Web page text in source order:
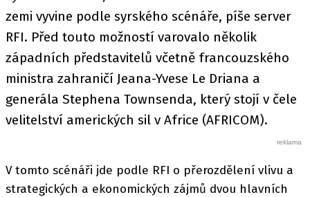
zemi vyvine podle syrského scénáře, píše server
RFI. Před touto možností varovalo několik
západních představitelů včetně francouzského
ministra zahraničí Jeana-Yvese Le Driana a
generála Stephena Townsenda, který stojí v čele
velitelství amerických sil v Africe (AFRICOM).
V tomto scénáři jde podle RFI o přerozdělení vlivu a
strategických a ekonomických zájmů dvou hlavních